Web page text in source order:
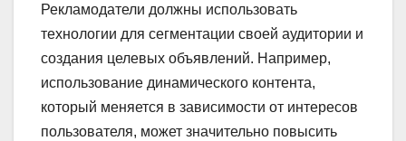
Рекламодатели должны использовать
технологии для сегментации своей аудитории и
создания целевых объявлений. Например,
использование динамического контента,
который меняется в зависимости от интересов
пользователя, может значительно повысить